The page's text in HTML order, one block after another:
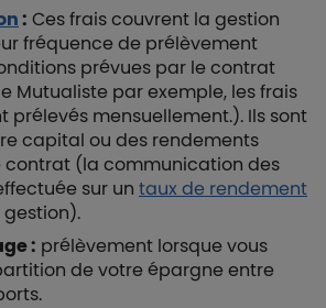
: Ces frais couvrent la gestion
fréquence de prélèvement
prévues par le contrat
Mutualiste par exemple, les frais
prélevés mensuellement.). Ils sont
capital ou des rendements
contrat (la communication des
sur un taux de rendement
: prélèvement lorsque vous
de votre épargne entre